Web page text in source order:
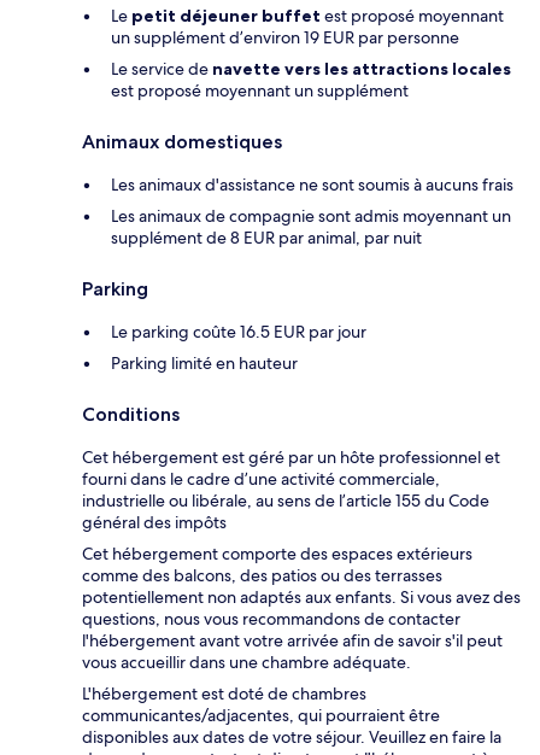
Le petit déjeuner buffet est proposé moyennant
un supplément d’environ 19 EUR par personne
Le service de navette vers les attractions locales
est proposé moyennant un supplément
Animaux domestiques
Les animaux d'assistance ne sont soumis à aucuns frais
Les animaux de compagnie sont admis moyennant un
supplément de 8 EUR par animal, par nuit
Parking
Le parking coûte 16.5 EUR par jour
Parking limité en hauteur
Conditions
Cet hébergement est géré par un hôte professionnel et
fourni dans le cadre d’une activité commerciale,
industrielle ou libérale, au sens de l’article 155 du Code
général des impôts
Cet hébergement comporte des espaces extérieurs
comme des balcons, des patios ou des terrasses
potentiellement non adaptés aux enfants. Si vous avez des
questions, nous vous recommandons de contacter
l'hébergement avant votre arrivée afin de savoir s'il peut
vous accueillir dans une chambre adéquate.
L'hébergement est doté de chambres
communicantes/adjacentes, qui pourraient être
disponibles aux dates de votre séjour. Veuillez en faire la